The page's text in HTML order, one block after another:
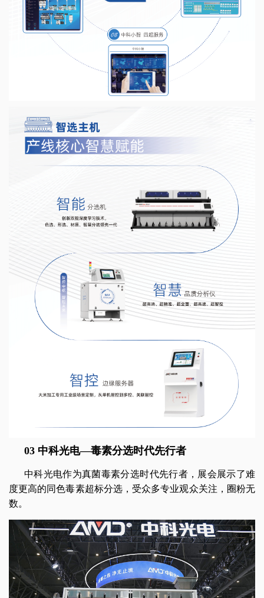
03 中科光电—毒素分选时代先行者
中科光电作为真菌毒素分选时代先行者，展会展示了难
度更高的同色毒素超标分选，受众多专业观众关注，圈粉无
数。